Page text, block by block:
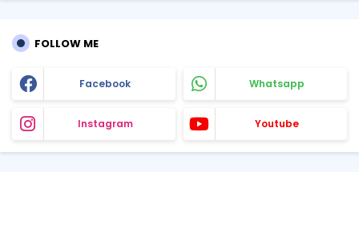
FOLLOW ME
Facebook Whatsapp
Instagram Youtube